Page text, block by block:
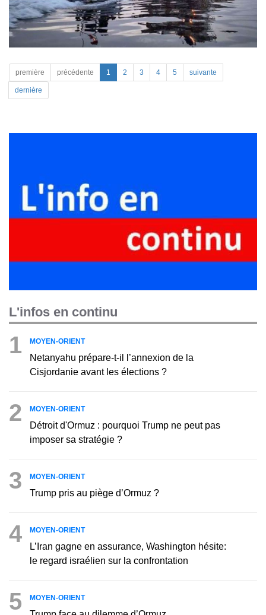
première précédente 1 2 3 4 5 suivante
dernière
L'infos en continu
1 MOYEN-ORIENT
Netanyahu prépare-t-il l’annexion de la
Cisjordanie avant les élections ?
2 MOYEN-ORIENT
Détroit d'Ormuz : pourquoi Trump ne peut pas
imposer sa stratégie ?
3 MOYEN-ORIENT
Trump pris au piège d’Ormuz ?
4 MOYEN-ORIENT
L’Iran gagne en assurance, Washington hésite:
le regard israélien sur la confrontation
5 MOYEN-ORIENT